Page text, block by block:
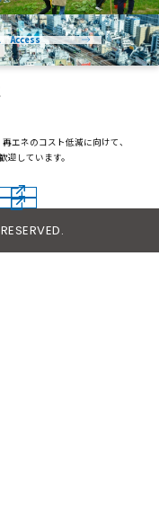
Access
エネのコスト低減に向けて、
迎しています。